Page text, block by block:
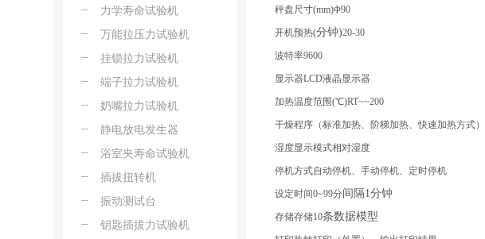
力学寿命试验机
万能拉压力试验机
挂锁拉力试验机
端子拉力试验机
奶嘴拉力试验机
静电放电发生器
浴室夹寿命试验机
插拔扭转机
振动测试台
钥匙插拔力试验机
秤盘尺寸(mm)Φ90
开机预热(分钟)20-30
波特率9600
显示器LCD液晶显示器
加热温度范围(℃)RT~~200
干燥程序 （标准加热、阶梯加热、快速加热方式）
湿度显示模式相对湿度
停机方式自动停机、手动停机、定时停机
设定时间0~99分间隔1分钟
存储存储10条数据模型